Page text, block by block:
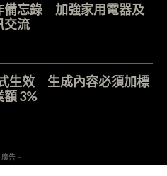
備忘錄 加強家用電器及
交流
生效 生成內容必須加標
3%
告 -